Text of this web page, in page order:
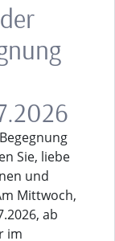
Sie, liebe
und
Mittwoch,
ab
im